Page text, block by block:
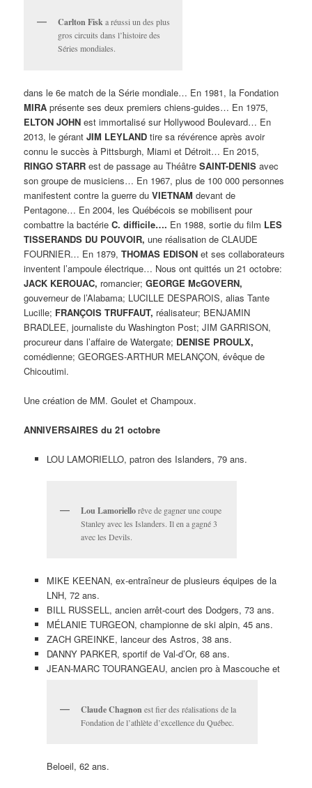
Carlton Fiska réussi un des plus
gros circuits dans l’histoire des
Séries mondiales.
dans le 6e match de la Série mondiale… En 1981, la Fondation
MIRA présente ses deux premiers chiens-guides… En 1975,
ELTON JOHN est immortalisé sur Hollywood Boulevard… En
2013, le gérantJIM LEYLAND tire sa révérence après avoir
connu le succès à Pittsburgh, Miami et Détroit… En 2015,
RINGO STARR est de passage au ThéâtreSAINT-DENIS avec
son groupe de musiciens… En 1967, plus de 100 000 personnes
manifestent contre la guerre duVIETNAM devant de
Pentagone… En 2004, les Québécois se mobilisent pour
combattre la bactérieC. difficile…. En 1988, sortie du film LES
TISSERANDS DU POUVOIR, une réalisation de CLAUDE
FOURNIER… En 1879,THOMAS EDISON et ses collaborateurs
inventent l’ampoule électrique… Nous ont quittés un 21 octobre:
JACK KEROUAC, romancier;GEORGE McGOVERN,
gouverneur de l’Alabama; LUCILLE DESPAROIS, alias Tante
Lucille; FRANÇOIS TRUFFAUT, réalisateur; BENJAMIN
BRADLEE, journaliste du Washington Post; JIM GARRISON,
procureur dans l’affaire de Watergate; DENISE PROULX,
comédienne; GEORGES-ARTHUR MELANÇON, évêque de
Chicoutimi.
Une création de MM. Goulet et Champoux.
ANNIVERSAIRES du 21 octobre
LOU LAMORIELLO, patron des Islanders, 79 ans.
Lou Lamoriellorêve de gagner une coupe
Stanley avec les Islanders. Il en a gagné 3
avec les Devils.
MIKE KEENAN, ex-entraîneur de plusieurs équipes de la
LNH, 72 ans.
BILL RUSSELL, ancien arrêt-court des Dodgers, 73 ans.
MÉLANIE TURGEON, championne de ski alpin, 45 ans.
ZACH GREINKE, lanceur des Astros, 38 ans.
DANNY PARKER, sportif de Val-d’Or, 68 ans.
JEAN-MARC TOURANGEAU, ancien pro à Mascouche et
Claude Chagnon est fier des réalisations de la
Fondation de l’athlète d’excellence du Québec.
Beloeil, 62 ans.